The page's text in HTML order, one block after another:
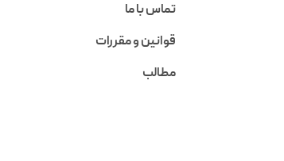
تماس با ما
قوانین و مقررات
مطالب